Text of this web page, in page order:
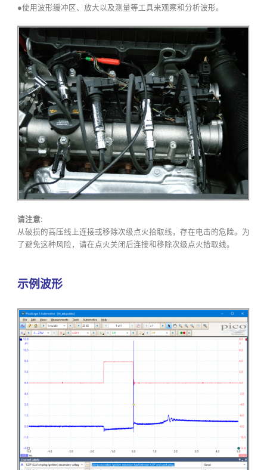
●使用波形缓冲区、放大以及测量等工具来观察和分析波形。
请注意:
从破损的高压线上连接或移除次级点火拾取线，存在电击的危险。为
了避免这种风险，请在点火关闭后连接和移除次级点火拾取线。
示例波形